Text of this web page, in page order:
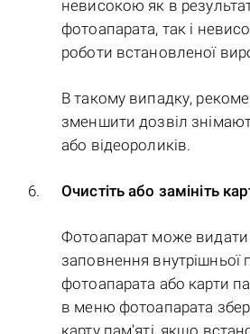
невисокою як в
фотоапарата, так і
роботи встановленої
В такому випадку,
зменшити дозвіл
або відеороликів.
Очистіть або замініть
Фотоапарат може видати
заповнення внутрішньої
фотоапарата або карти
в меню фотоапарата
карту пам'яті, якщо